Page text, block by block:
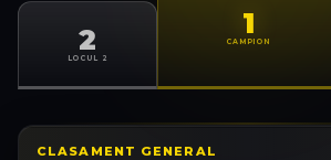
2
LOCUL 2
1
CAMPION
CLASAMENT GENERAL